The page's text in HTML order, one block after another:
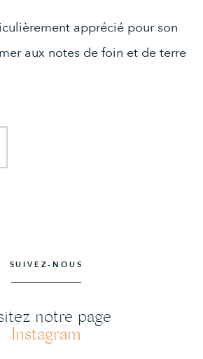
apprécié pour son
aux notes de foin et de terre
SUIVEZ-NOUS
notre page
Instagram